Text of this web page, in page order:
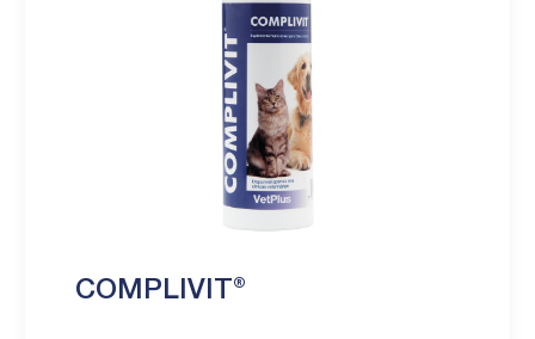
COMPLIVIT®